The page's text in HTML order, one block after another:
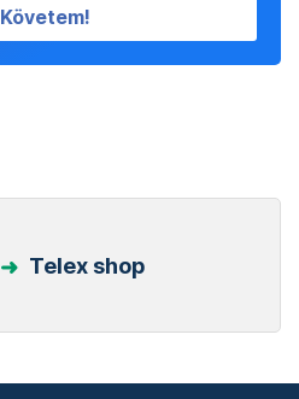
Követem!
Telex shop